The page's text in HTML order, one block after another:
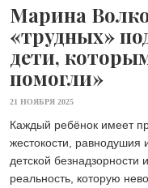
Марина
«трудных»
дети,
помогли»
21 НОЯБРЯ 2025
Каждый ребёнок имеет
жестокости, равнодушия
детской безнадзорности
реальность, которую